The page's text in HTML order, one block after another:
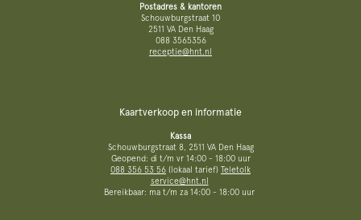
Postadres & kantoren
Schouwburgstraat 10
2511 VA Den Haag
088 3565356
receptie@hnt.nl
Kaartverkoop en informatie
Kassa
Schouwburgstraat 8, 2511 VA Den Haag
Geopend: di t/m vr 14:00 - 18:00 uur
088 356 53 56 (lokaal tarief) Teletolk
service@hnt.nl
Bereikbaar: ma t/m za 14:00 - 18:00 uur